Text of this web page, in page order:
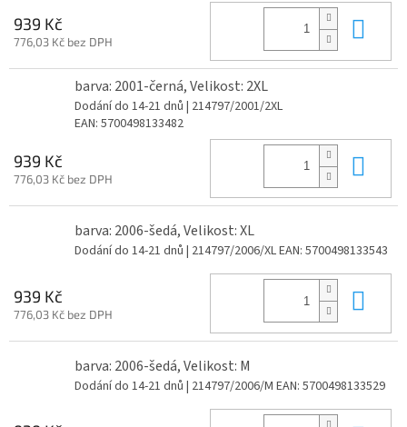
939 Kč
776,03 Kč bez DPH
barva: 2001-černá, Velikost: 2XL
Dodání do 14-21 dnů | 214797/2001/2XL
EAN: 5700498133482
939 Kč
776,03 Kč bez DPH
barva: 2006-šedá, Velikost: XL
Dodání do 14-21 dnů | 214797/2006/XLEAN: 5700498133543
939 Kč
776,03 Kč bez DPH
barva: 2006-šedá, Velikost: M
Dodání do 14-21 dnů | 214797/2006/M EAN: 5700498133529